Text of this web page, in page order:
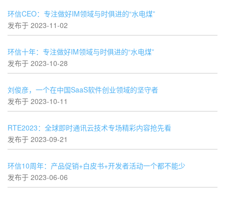
环信CEO：专注做好IM领域与时俱进的“水电煤”
发布于 2023-11-02
环信十年：专注做好IM领域与时俱进的“水电煤”
发布于 2023-10-28
刘俊彦，一个在中国SaaS软件创业领域的坚守者
发布于 2023-10-11
RTE2023：全球即时通讯云技术专场精彩内容抢先看
发布于 2023-09-21
环信10周年：产品促销+白皮书+开发者活动一个都不能少
发布于 2023-06-06